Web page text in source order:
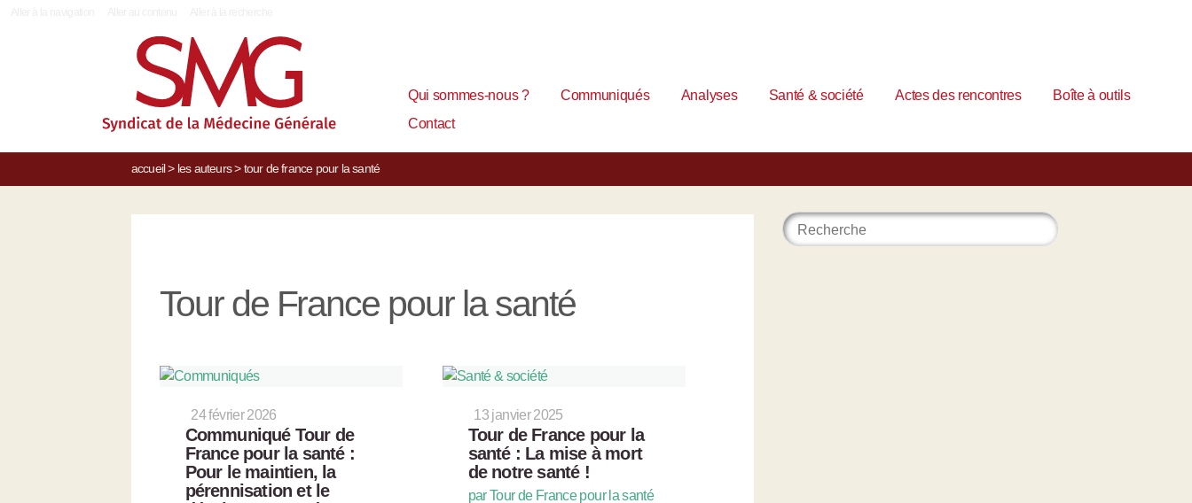
Qui sommes-nous ? Communiqués Analyses Santé & société Actes des rencontres
Boîte à outils
Contact
accueil> les auteurs> tour de france pour la santé
Tour de France pour la santé
24 février 2026
Communiqué Tour de
France pour la santé :
Pour le maintien, la
pérennisation et le
13 janvier 2025
Tour de France pour la
santé : La mise à mort
de notre santé !
par Tour de France pour la santé